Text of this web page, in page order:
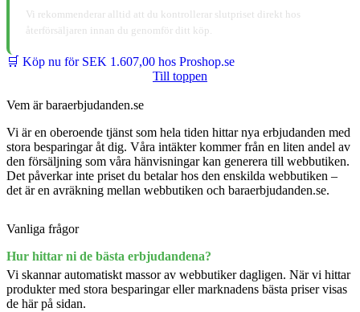
Vi rekommenderar alltid att du kontrollerar slutpriset direkt hos
återförsäljaren innan du genomför ditt köp.
🛒 Köp nu för SEK 1.607,00 hos Proshop.se
Till toppen
Vem är baraerbjudanden.se
Vi är en oberoende tjänst som hela tiden hittar nya erbjudanden med
stora besparingar åt dig. Våra intäkter kommer från en liten andel av
den försäljning som våra hänvisningar kan generera till webbutiken.
Det påverkar inte priset du betalar hos den enskilda webbutiken –
det är en avräkning mellan webbutiken och baraerbjudanden.se.
Vanliga frågor
Hur hittar ni de bästa erbjudandena?
Vi skannar automatiskt massor av webbutiker dagligen. När vi hittar
produkter med stora besparingar eller marknadens bästa priser visas
de här på sidan.